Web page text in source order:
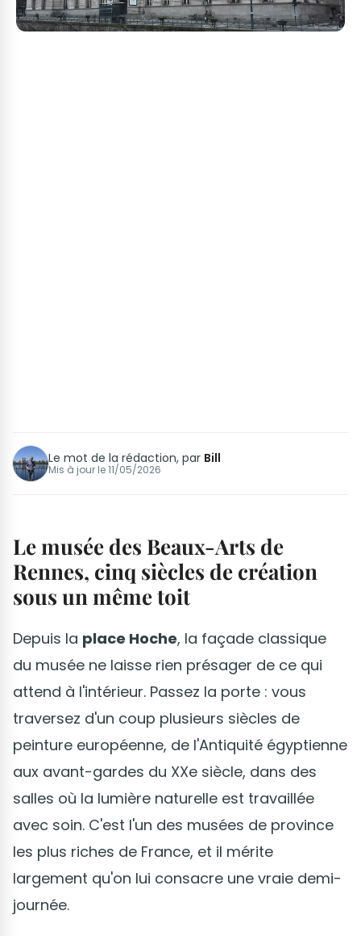
Le mot de la rédaction, par Bill
Mis à jour le11/05/2026
Le musée des Beaux-Arts de
Rennes, cinq siècles de création
sous un même toit
Depuis la place Hoche, la façade classique
du musée ne laisse rien présager de ce qui
attend à l'intérieur. Passez la porte : vous
traversez d'un coup plusieurs siècles de
peinture européenne, de l'Antiquité égyptienne
aux avant-gardes du XXe siècle, dans des
salles où la lumière naturelle est travaillée
avec soin. C'est l'un des musées de province
les plus riches de France, et il mérite
largement qu'on lui consacre une vraie demi-
journée.